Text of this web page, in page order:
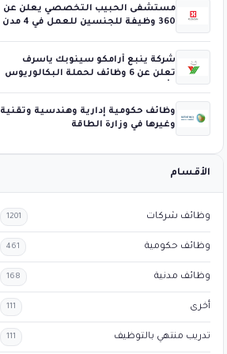
مستشفى الحبيب التخصصي يعلن عن
360 وظيفة للجنسين للعمل في 4 مدن
شركة ينبع أرامكو سينوبك ياسرف
تعلن عن 6 وظائف لحملة البكالوريوس
وظائف حكومية إدارية وهندسية وتقنية
وغيرها في وزارة الطاقة
الأقسام
وظائف شركات 1201
وظائف حكومية 461
وظائف مدنية 168
أخرى 111
تدريب منتهي بالتوظيف 111